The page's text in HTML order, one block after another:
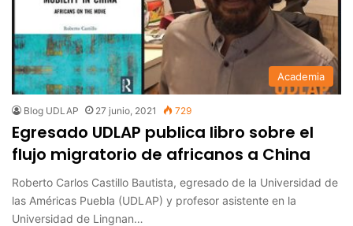
Academia
Blog UDLAP 27 junio, 2021 729
Egresado UDLAP publica libro sobre el
flujo migratorio de africanos a China
Roberto Carlos Castillo Bautista, egresado de la Universidad de
las Américas Puebla (UDLAP) y profesor asistente en la
Universidad de Lingnan…